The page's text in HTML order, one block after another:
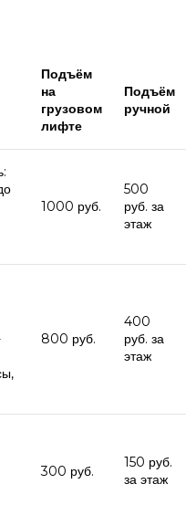
Подъём
на
грузовом
лифте
Подъём
ручной
1000 руб.
500
руб. за
этаж
800 руб.
400
руб. за
этаж
300 руб.
150 руб.
за этаж